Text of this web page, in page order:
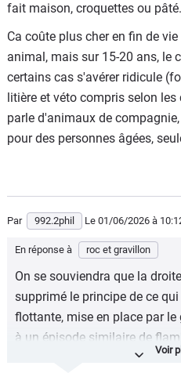
fait maison, croquettes ou
Ca coûte plus cher en fin de
animal, mais sur 15-20 ans, le
certains cas s'avérer ridicule
litière et véto compris selon
parle d'animaux de
pour des personnes âgées,
Par 992.2phil Le 01/06/2026 à
En réponse à roc et gravillon
On se souviendra que la
supprimé le principe de ce
flottante, mise en place par
à un épisode similaire de